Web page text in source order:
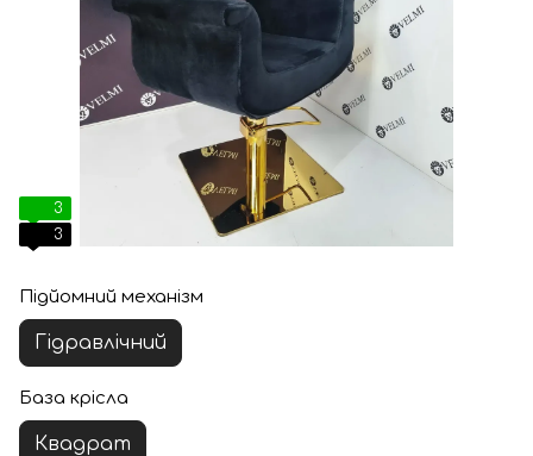
3
3
Підйомний механізм
Гідравлічний
База крісла
Квадрат